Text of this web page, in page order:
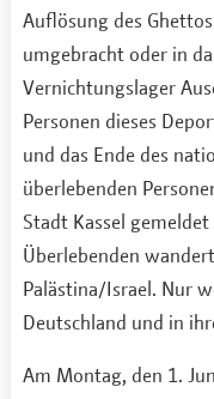
Auflösung des
umgebracht oder in
Vernichtungslager
Personen dieses
und das Ende des
überlebenden
Stadt Kassel
Überlebenden
Palästina/Israel. Nur
Deutschland und in
Am Montag, den 1.